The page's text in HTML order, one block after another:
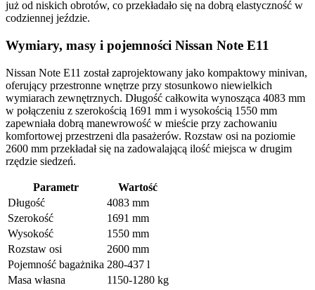
już od niskich obrotów, co przekładało się na dobrą elastyczność w
codziennej jeździe.
Wymiary, masy i pojemności Nissan Note E11
Nissan Note E11 został zaprojektowany jako kompaktowy minivan,
oferujący przestronne wnętrze przy stosunkowo niewielkich
wymiarach zewnętrznych. Długość całkowita wynosząca 4083 mm
w połączeniu z szerokością 1691 mm i wysokością 1550 mm
zapewniała dobrą manewrowość w mieście przy zachowaniu
komfortowej przestrzeni dla pasażerów. Rozstaw osi na poziomie
2600 mm przekładał się na zadowalającą ilość miejsca w drugim
rzędzie siedzeń.
Parametr
Wartość
Długość
4083 mm
Szerokość
1691 mm
Wysokość
1550 mm
Rozstaw osi
2600 mm
Pojemność bagażnika 280-437 l
Masa własna
1150-1280 kg